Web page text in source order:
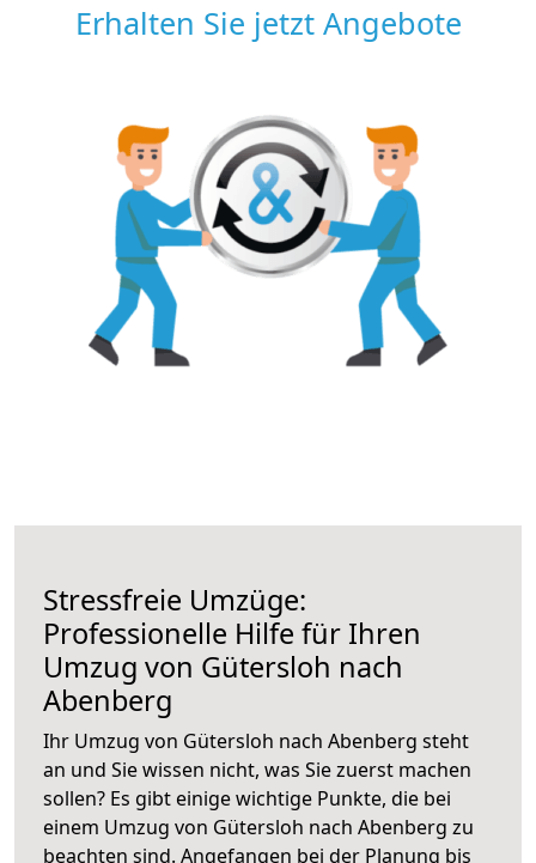
Erhalten Sie jetzt Angebote
Stressfreie Umzüge:
Professionelle Hilfe für Ihren
Umzug von Gütersloh nach
Abenberg
Ihr Umzug von Gütersloh nach Abenberg steht
an und Sie wissen nicht, was Sie zuerst machen
sollen? Es gibt einige wichtige Punkte, die bei
einem Umzug von Gütersloh nach Abenberg zu
beachten sind. Angefangen bei der Planung bis